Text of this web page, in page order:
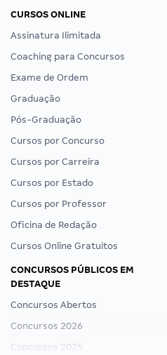
CURSOS ONLINE
Assinatura Ilimitada
Coaching para Concursos
Exame de Ordem
Graduação
Pós-Graduação
Cursos por Concurso
Cursos por Carreira
Cursos por Estado
Cursos por Professor
Oficina de Redação
Cursos Online Gratuitos
CONCURSOS PÚBLICOS EM
DESTAQUE
Concursos Abertos
Concursos 2026
Concursos 2025